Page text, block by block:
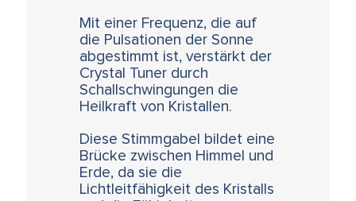
Mit einer Frequenz, die auf
die Pulsationen der Sonne
abgestimmt ist, verstärkt der
Crystal Tuner durch
Schallschwingungen die
Heilkraft von Kristallen.
Diese Stimmgabel bildet eine
Brücke zwischen Himmel und
Erde, da sie die
Lichtleitfähigkeit des Kristalls